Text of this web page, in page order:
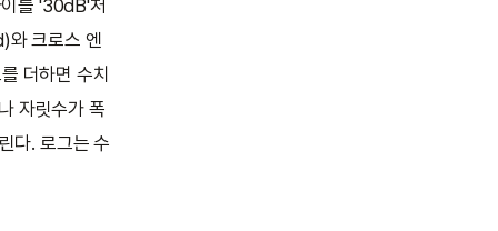
를 '30dB'처
와 크로스 엔
더하면 수치
자릿수가 폭
다. 로그는 수